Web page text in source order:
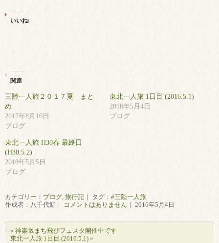
いいね:
関連
三陸一人旅２０１７夏 まと
め
2017年8月16日
ブログ
東北一人旅 1日目 (2016.5.1)
2016年5月4日
ブログ
東北一人旅 H30春 最終日
(H30.5.2)
2018年5月5日
ブログ
カテゴリー： ブログ, 旅行記 ｜ タグ： #三陸一人旅
作成者：八千代鮨｜
コメントはありません ｜ 2016年5月4日
« 神楽坂まち飛びフェスタ開催中です
東北一人旅 1日目 (2016.5.1) »